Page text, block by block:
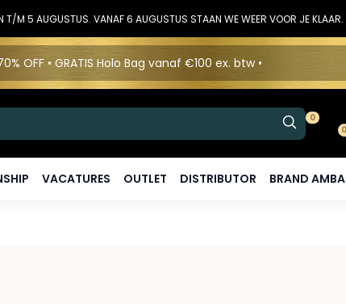
T/M 5 AUGUSTUS. VANAF 6 AUGUSTUS STAAN WE WEER VOOR JE KLAAR.
OFF • GRATIS Holo Bag vanaf €100 ex. btw •
0
VACATURES OUTLET DISTRIBUTOR BRAND